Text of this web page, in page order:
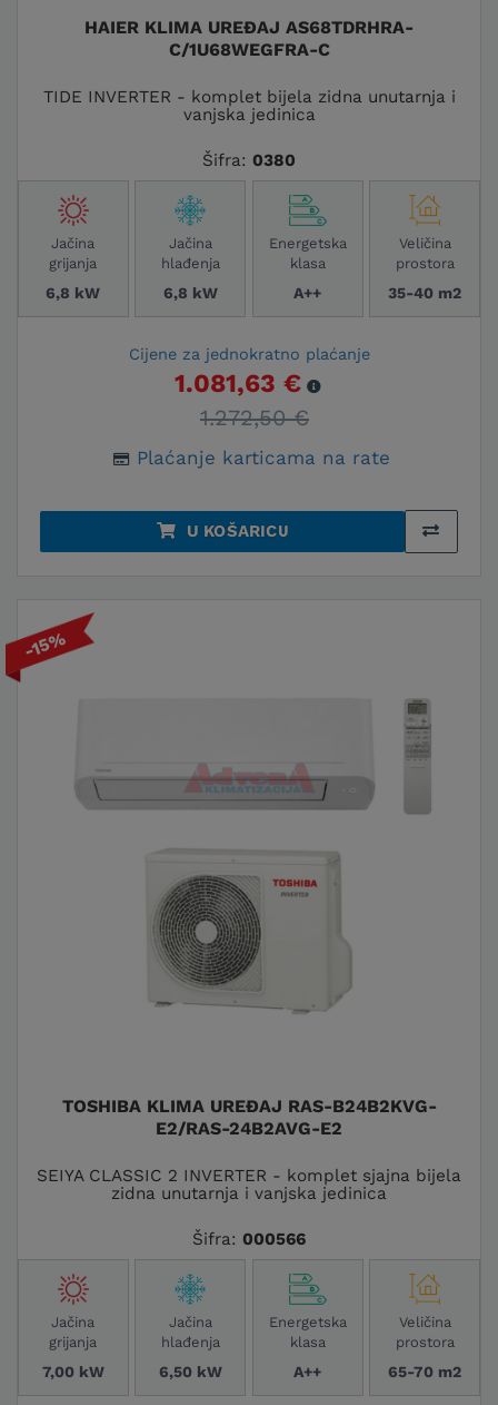
HAIER KLIMA UREĐAJ AS68TDRHRA-
C/1U68WEGFRA-C
TIDE INVERTER - komplet bijela zidna unutarnja i
vanjska jedinica
Šifra: 0380
Jačina
grijanja
6,8 kW
Jačina
hlađenja
6,8 kW
Energetska
klasa
A++
Veličina
prostora
35-40 m2
Cijene za jednokratno plaćanje
1.081,63 €
1.272,50 €
Plaćanje karticama na rate
U KOŠARICU
-15%
TOSHIBA KLIMA UREĐAJ RAS-B24B2KVG-
E2/RAS-24B2AVG-E2
SEIYA CLASSIC 2 INVERTER - komplet sjajna bijela
zidna unutarnja i vanjska jedinica
Šifra: 000566
Jačina
grijanja
7,00 kW
Jačina
hlađenja
6,50 kW
Energetska
klasa
A++
Veličina
prostora
65-70 m2